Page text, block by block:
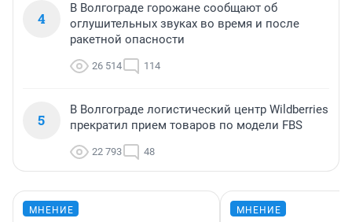
4
В Волгограде горожане сообщают об
оглушительных звуках во время и после
ракетной опасности
26 514 114
5
В Волгограде логистический центр Wildberries
прекратил прием товаров по модели FBS
22 793 48
МНЕНИЕ МНЕНИЕ